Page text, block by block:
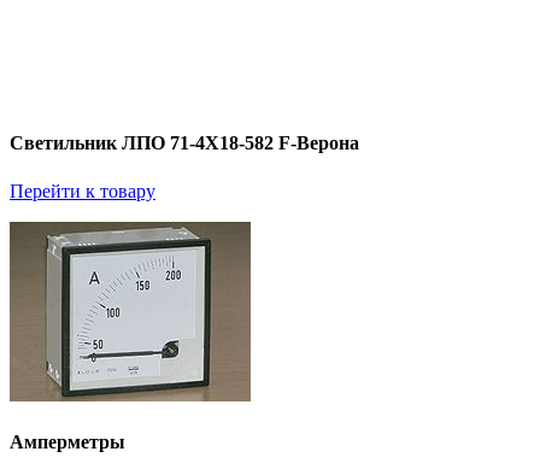
Светильник ЛПО 71-4Х18-582 F-Верона
Перейти к товару
Амперметры